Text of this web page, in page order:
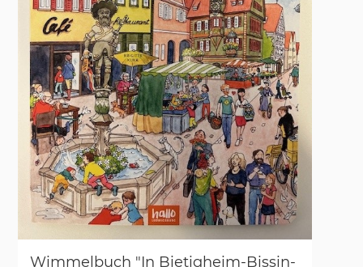
Wim­mel­buch "In Bie­tig­heim-Bis­sin­